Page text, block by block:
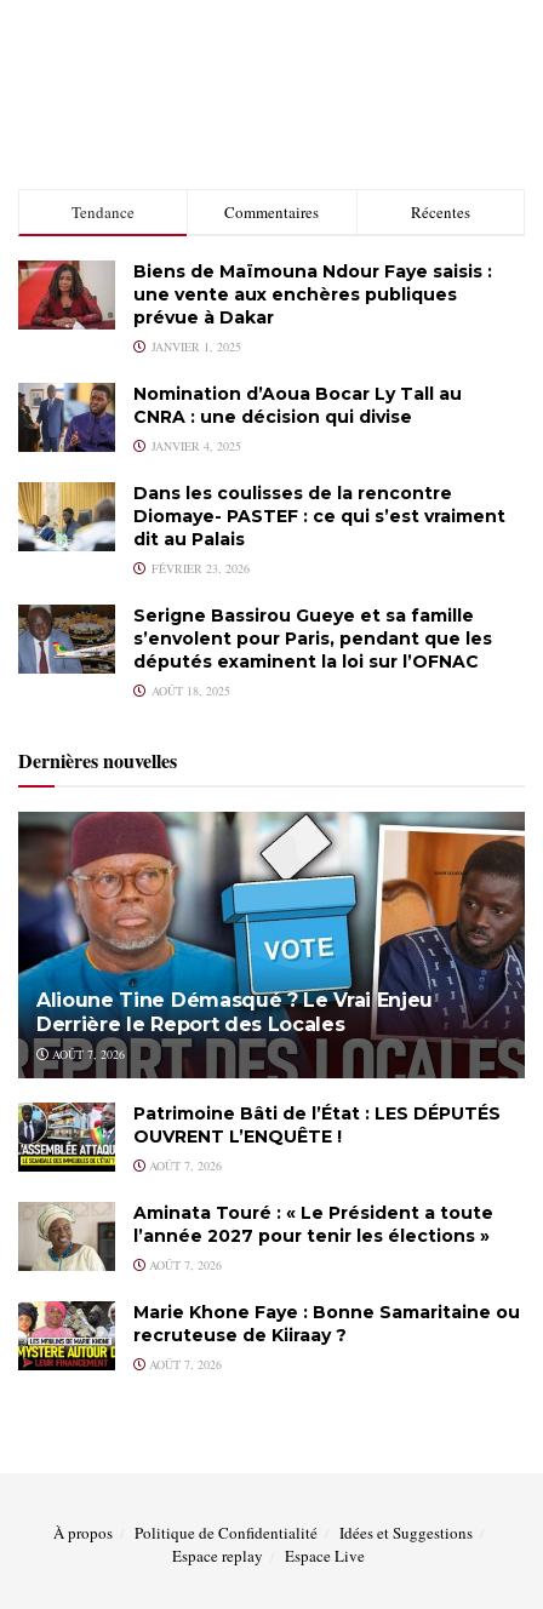
Tendance Commentaires Récentes
Biens de Maïmouna Ndour Faye saisis :
une vente aux enchères publiques
prévue à Dakar
JANVIER 1, 2025
Nomination d’Aoua Bocar Ly Tall au
CNRA : une décision qui divise
JANVIER 4, 2025
Dans les coulisses de la rencontre
Diomaye- PASTEF : ce qui s’est vraiment
dit au Palais
FÉVRIER 23, 2026
Serigne Bassirou Gueye et sa famille
s’envolent pour Paris, pendant que les
députés examinent la loi sur l’OFNAC
AOÛT 18, 2025
Dernières nouvelles
Alioune Tine Démasqué ? Le Vrai Enjeu
Derrière le Report des Locales
AOÛT 7, 2026
Patrimoine Bâti de l’État : LES DÉPUTÉS
OUVRENT L’ENQUÊTE !
AOÛT 7, 2026
Aminata Touré : « Le Président a toute
l’année 2027 pour tenir les élections »
AOÛT 7, 2026
Marie Khone Faye : Bonne Samaritaine ou
recruteuse de Kiiraay ?
AOÛT 7, 2026
À propos Politique de Confidentialité
Idées et Suggestions
Espace replay
Espace Live